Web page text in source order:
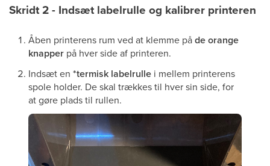
Skridt 2 - Indsæt labelrulle og kalibrer printeren
Åben printerens rum ved at klemme påde orange
knapper på hver side af printeren.
Indsæt en *termisk labelrulle i mellem printerens
spole holder. De skal trækkes til hver sin side, for
at gøre plads til rullen.